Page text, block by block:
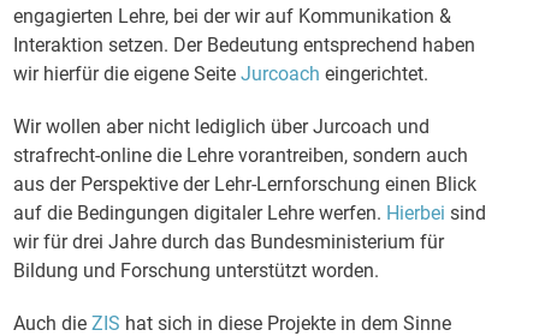
engagierten Lehre, bei der wir auf Kommunikation &
Interaktion setzen. Der Bedeutung entsprechend haben
wir hierfür die eigene SeiteJurcoach eingerichtet.
Wir wollen aber nicht lediglich über Jurcoach und
strafrecht-online die Lehre vorantreiben, sondern auch
aus der Perspektive der Lehr-Lernforschung einen Blick
auf die Bedingungen digitaler Lehre werfen. Hierbei sind
wir für drei Jahre durch das Bundesministerium für
Bildung und Forschung unterstützt worden.
Auch dieZIS hat sich in diese Projekte in dem Sinne